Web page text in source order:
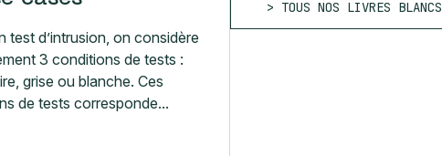
test d’intrusion, on considère
3 conditions de tests :
grise ou blanche. Ces
de tests corresponde...
TOUS NOS LIVRES BLANCS